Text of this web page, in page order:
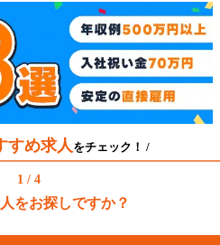
すめ求人をチェック！ /
1 / 4
をお探しですか？